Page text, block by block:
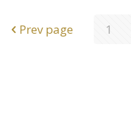
Prev page 1